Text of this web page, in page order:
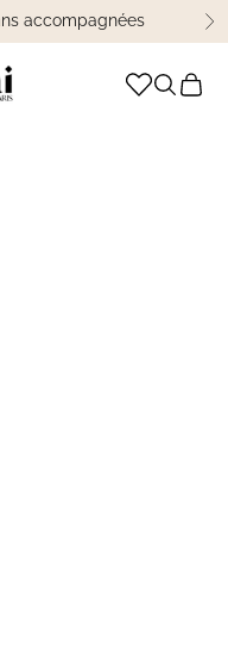
accompagnées
Ouvrir la
Voir